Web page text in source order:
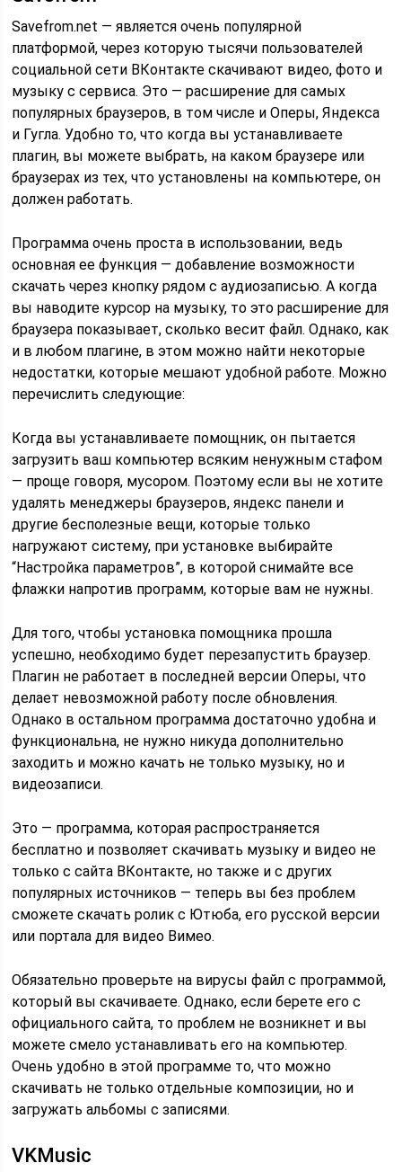
Savefrom.net — является очень популярной
платформой, через которую тысячи пользователей
социальной сети ВКонтакте скачивают видео, фото и
музыку с сервиса. Это — расширение для самых
популярных браузеров, в том числе и Оперы, Яндекса
и Гугла. Удобно то, что когда вы устанавливаете
плагин, вы можете выбрать, на каком браузере или
браузерах из тех, что установлены на компьютере, он
должен работать.
Программа очень проста в использовании, ведь
основная ее функция — добавление возможности
скачать через кнопку рядом с аудиозаписью. А когда
вы наводите курсор на музыку, то это расширение для
браузера показывает, сколько весит файл. Однако, как
и в любом плагине, в этом можно найти некоторые
недостатки, которые мешают удобной работе. Можно
перечислить следующие:
Когда вы устанавливаете помощник, он пытается
загрузить ваш компьютер всяким ненужным стафом
— проще говоря, мусором. Поэтому если вы не хотите
удалять менеджеры браузеров, яндекс панели и
другие бесполезные вещи, которые только
нагружают систему, при установке выбирайте
“Настройка параметров”, в которой снимайте все
флажки напротив программ, которые вам не нужны.
Для того, чтобы установка помощника прошла
успешно, необходимо будет перезапустить браузер.
Плагин не работает в последней версии Оперы, что
делает невозможной работу после обновления.
Однако в остальном программа достаточно удобна и
функциональна, не нужно никуда дополнительно
заходить и можно качать не только музыку, но и
видеозаписи.
Это — программа, которая распространяется
бесплатно и позволяет скачивать музыку и видео не
только с сайта ВКонтакте, но также и с других
популярных источников — теперь вы без проблем
сможете скачать ролик с Ютюба, его русской версии
или портала для видео Вимео.
Обязательно проверьте на вирусы файл с программой,
который вы скачиваете. Однако, если берете его с
официального сайта, то проблем не возникнет и вы
можете смело устанавливать его на компьютер.
Очень удобно в этой программе то, что можно
скачивать не только отдельные композиции, но и
загружать альбомы с записями.
VKMusic